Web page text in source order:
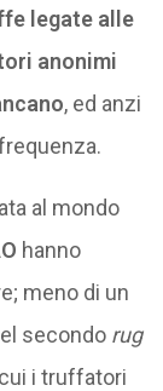
legate alle
anonimi
, ed anzi
al mondo
hanno
meno di un
secondo rug
i truffatori